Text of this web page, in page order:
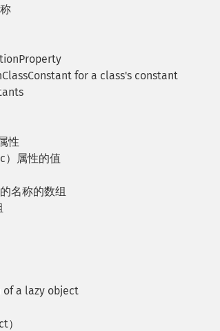
for a class's constant
性
）属性的值
名称的数组
a lazy object